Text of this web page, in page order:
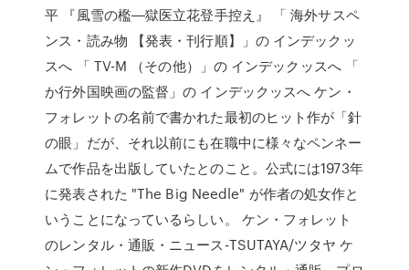
平 『風雪の檻―獄医立花登手控え』 「 海外サスペ
ンス・読み物 【発表・刊行順】」の インデックッ
スへ 「 TV-M （その他）」の インデックッスへ 「
か行外国映画の監督」の インデックッスへ ケン・
フォレットの名前で書かれた最初のヒット作が「針
の眼」だが、それ以前にも在職中に様々なペンネー
ムで作品を出版していたとのこと。公式には1973年
に発表された "The Big Needle" が作者の処女作と
いうことになっているらしい。 ケン・フォレット
のレンタル・通販・ニュース-TSUTAYA/ツタヤ ケ